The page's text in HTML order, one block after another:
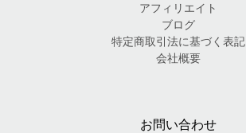
アフィリエイト
ブログ
特定商取引法に基づく表記
会社概要
お問い合わせ